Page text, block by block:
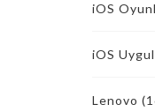
iOS
iOS
Lenovo